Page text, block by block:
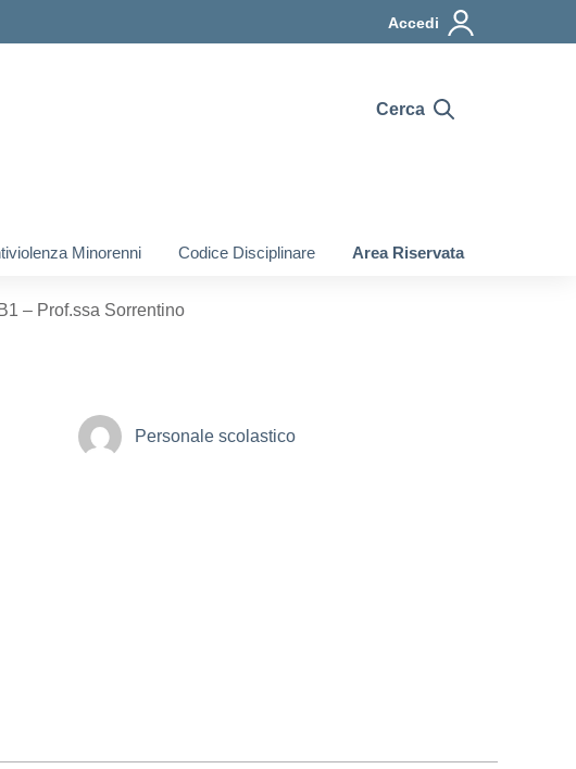
Accedi
Cerca
Minorenni Codice Disciplinare Area Riservata
– Prof.ssa Sorrentino
Personale scolastico